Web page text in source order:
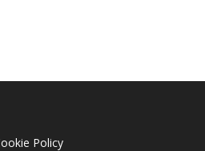
Policy